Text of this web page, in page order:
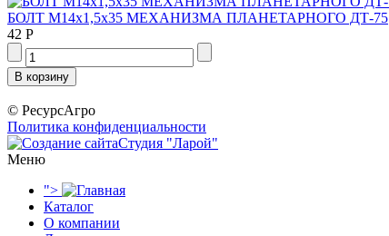
БОЛТ М14х1,5х35 МЕХАНИЗМА ПЛАНЕТАРНОГО ДТ-75
42 Р
© РесурсАгро
Политика конфиденциальности
Студия "Ларой"
Меню
">
Каталог
О компании